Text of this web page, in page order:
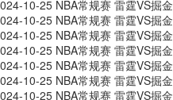
10-25 NBA常规赛 雷霆VS掘
10-25 NBA常规赛 雷霆VS掘
10-25 NBA常规赛 雷霆VS掘
10-25 NBA常规赛 雷霆VS掘
10-25 NBA常规赛 雷霆VS掘
10-25 NBA常规赛 雷霆VS掘
10-25 NBA常规赛 雷霆VS掘